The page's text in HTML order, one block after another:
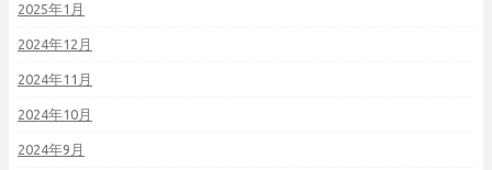
2025年1月
2024年12月
2024年11月
2024年10月
2024年9月